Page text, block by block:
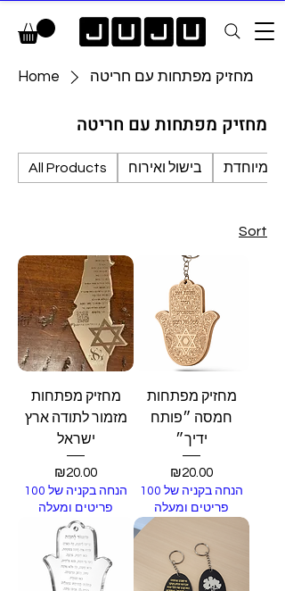
Home מחזיק מפתחות עם חריטה
מחזיק מפתחות עם חריטה
All Products בישול ואירוח מיוחדת
Sort
מחזיק מפתחות
מזמור לתודה ארץ
ישראל
Price
₪20.00
הנחה בקניה של 100
פריטים ומעלה
מחזיק מפתחות
חמסה ״פותח
ידיך״
Price
₪20.00
הנחה בקניה של 100
פריטים ומעלה